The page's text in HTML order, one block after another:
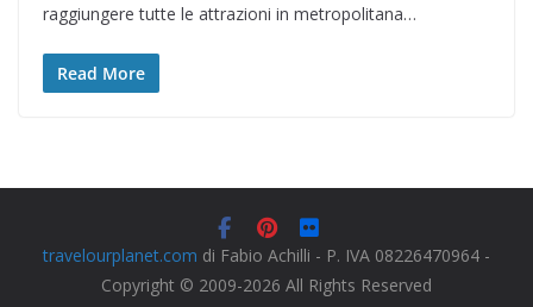
raggiungere tutte le attrazioni in metropolitana…
Read More
travelourplanet.com di Fabio Achilli - P. IVA 08226470964 -
Copyright © 2009-2026 All Rights Reserved